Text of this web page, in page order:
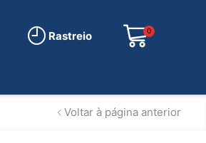
Rastreio 0
Voltar à página anterior